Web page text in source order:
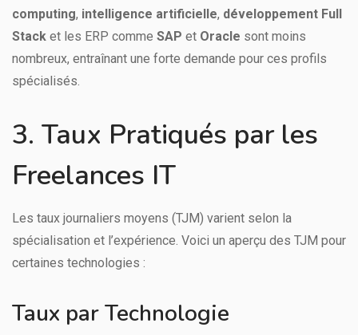
computing, intelligence artificielle, développement Full
Stack et les ERP comme SAP et Oracle sont moins
nombreux, entraînant une forte demande pour ces profils
spécialisés.
3. Taux Pratiqués par les
Freelances IT
Les taux journaliers moyens (TJM) varient selon la
spécialisation et l’expérience. Voici un aperçu des TJM pour
certaines technologies :
Taux par Technologie